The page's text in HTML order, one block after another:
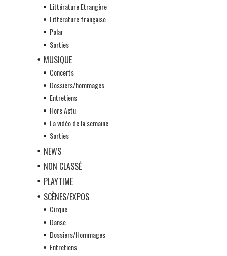
Littérature Etrangère
Littérature française
Polar
Sorties
MUSIQUE
Concerts
Dossiers/hommages
Entretiens
Hors Actu
La vidéo de la semaine
Sorties
NEWS
NON CLASSÉ
PLAYTIME
SCÈNES/EXPOS
Cirque
Danse
Dossiers/Hommages
Entretiens